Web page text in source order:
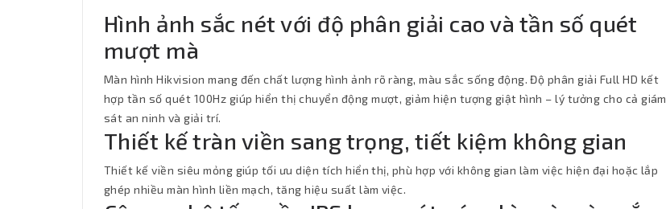
Hình ảnh sắc nét với độ phân giải cao và tần số quét
mượt mà
Màn hình Hikvision mang đến chất lượng hình ảnh rõ ràng, màu sắc sống động. Độ phân giải Full HD kết
hợp tần số quét 100Hz giúp hiển thị chuyển động mượt, giảm hiện tượng giật hình – lý tưởng cho cả giám
sát an ninh và giải trí.
Thiết kế tràn viền sang trọng, tiết kiệm không gian
Thiết kế viền siêu mỏng giúp tối ưu diện tích hiển thị, phù hợp với không gian làm việc hiện đại hoặc lắp
ghép nhiều màn hình liền mạch, tăng hiệu suất làm việc.